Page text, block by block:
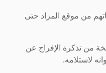
من موقع المزاد حتى
من تذكرة الإفراج عن
لاستلامه.